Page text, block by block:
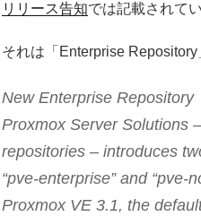
リリース告知では記載されて
それは「Enterprise Repository
New Enterprise Repository
Proxmox Server Solutions
repositories – introduces
“pve-enterprise” and “pve-
Proxmox VE 3.1, the